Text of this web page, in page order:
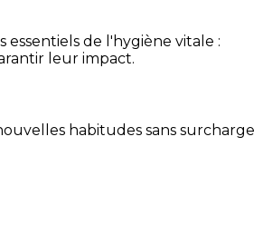
de l'hygiène vitale :
leur impact.
habitudes sans surcharge